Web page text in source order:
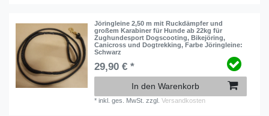
Jöringleine 2,50 m mit Ruckdämpfer und
großem Karabiner für Hunde ab 22kg für
Zughundesport Dogscooting, Bikejöring,
Canicross und Dogtrekking, Farbe Jöringleine:
Schwarz
29,90 € *
In den Warenkorb
*inkl. ges. MwSt. zzgl.Versandkosten